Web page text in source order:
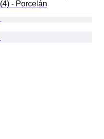
(4) - Porcelán